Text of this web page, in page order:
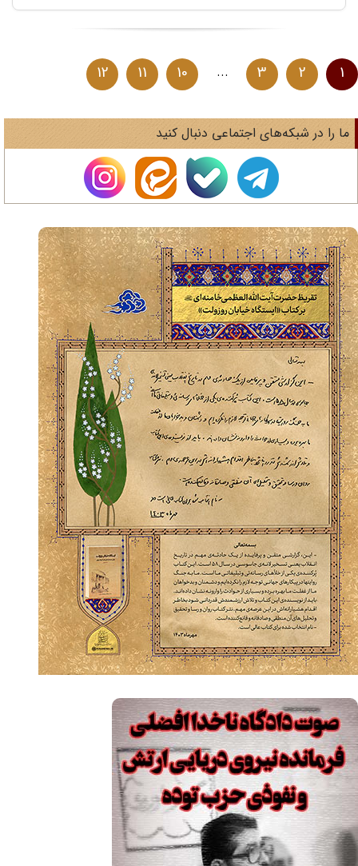
1
2
3
10
11
12
را در شبکه‌های اجتماعی دنبال کنید